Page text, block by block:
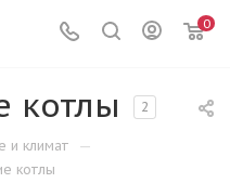
0
котлы 2
и климат —
котлы